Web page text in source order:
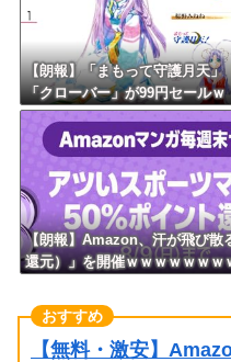
【朗報】「まもって守護月天」
「クローバー」が99円セールｗ
ｗｗｗｗｗｗｗｗｗｗｗ
【朗報】Amazon、汗が飛び散
還元）」を開催ｗｗｗｗｗｗｗ
【無料・激安】